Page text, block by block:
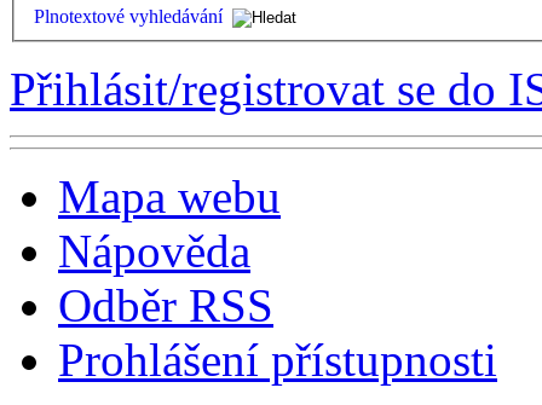
Plnotextové vyhledávání
Přihlásit/registrovat se do
Mapa webu
Nápověda
Odběr RSS
Prohlášení přístupnosti